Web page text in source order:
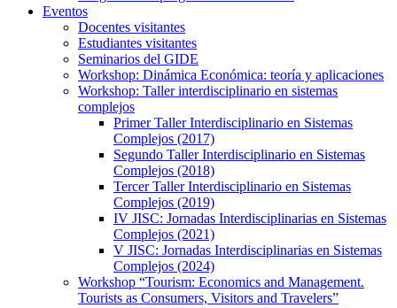
Eventos
Docentes visitantes
Estudiantes visitantes
Seminarios del GIDE
Workshop: Dinámica Económica: teoría y aplicaciones
Workshop: Taller interdisciplinario en sistemas
complejos
Primer Taller Interdisciplinario en Sistemas
Complejos (2017)
Segundo Taller Interdisciplinario en Sistemas
Complejos (2018)
Tercer Taller Interdisciplinario en Sistemas
Complejos (2019)
IV JISC: Jornadas Interdisciplinarias en Sistemas
Complejos (2021)
V JISC: Jornadas Interdisciplinarias en Sistemas
Complejos (2024)
Workshop “Tourism: Economics and Management.
Tourists as Consumers, Visitors and Travelers”